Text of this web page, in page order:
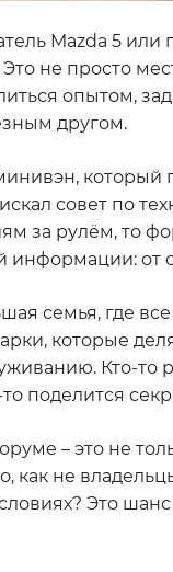
Mazda 5
не просто
опытом,
другом.
совет по
за рулём, то
от
семья, где
которые
Кто-то
поделится
– это не
как не
Это